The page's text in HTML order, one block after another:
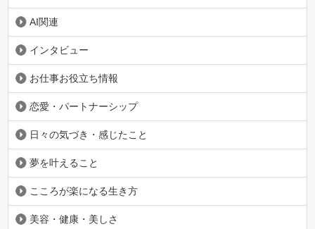
AI関連
インタビュー
お仕事お役立ち情報
恋愛・パートナーシップ
日々の気づき・感じたこと
夢を叶えること
こころが楽になる生き方
美容・健康・美しさ